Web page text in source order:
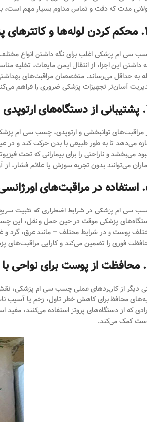
مدت که دقت و تماس مداوم بسیار مهم است،
پزشکی
سی ام پزشکی اغلب برای نگه داشتن انواع
داشتن این اجزا، از انتقال ایمن مایعات،
به حداقل می‌رساند. متخصصان مراقبت‌های
آسان‌تر تجهیزات پزشکی ضروری را فراهم
مراقبت‌های توانبخشی و ارتوپدی، چسب سی ام
می‌دهد تا به طور طبیعی با بدن حرکت کند و در
می‌بخشد و ناراحتی را برای بیمارانی که تحت
می‌توانند بدون تجربه سوزش یا علائم فشار،
اولیه
سی ام پزشکی در شرایط اضطراری که تثبیت سریع
پزشکی موقت در حین حمل و نقل، این چسب
پوست و در شرایط مختلف – مانند عرق، گرد و
فوری را تضمین می‌کند و کارایی مراقبت‌های
دیگر از کاربردهای عملی چسب سی ام پزشکی،
محافظ برای کاهش خطر تاول، زخم یا آسیب
که از دستگاه‌های پروتز استفاده می‌کنند،
کمک می‌کند.